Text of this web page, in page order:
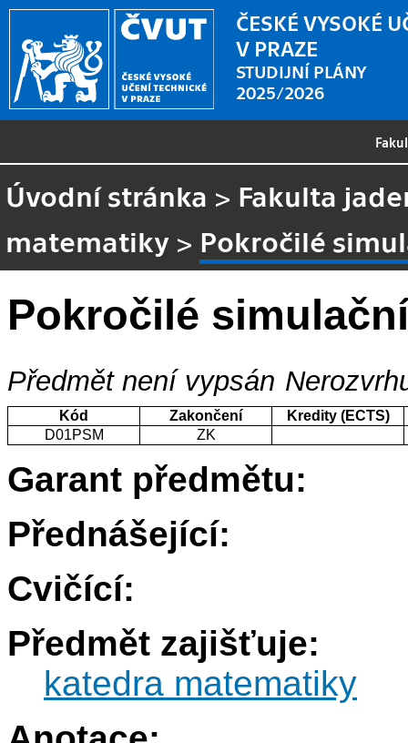
ČESKÉ VYSOKÉ
V PRAZE
STUDIJNÍ PLÁNY
2025/2026
Úvodní stránka > Fakulta
matematiky > Pokročilé
Pokročilé
Předmět není vypsán
Kód Zakončení
Kredity (ECTS)
D01PSM
ZK
Garant předmětu:
Přednášející:
Cvičící:
Předmět zajišťuje:
katedra matematiky